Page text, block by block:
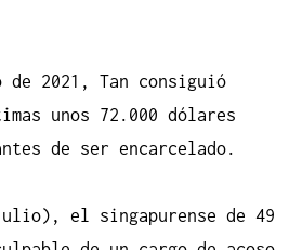
de 2021, Tan consiguió
unos 72.000 dólares
de ser encarcelado.
el singapurense de 49